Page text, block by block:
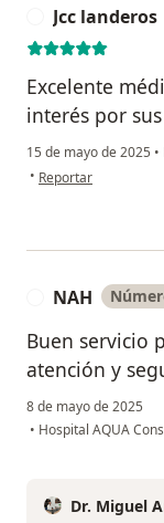
Jcc landeros
Excelente
interés por
15 de mayo de 2025 •
• en opinión del
Reportar
NAH
Buen servicio
atención y
8 de mayo de 2025
• Hospital AQUA
Dr. Miguel